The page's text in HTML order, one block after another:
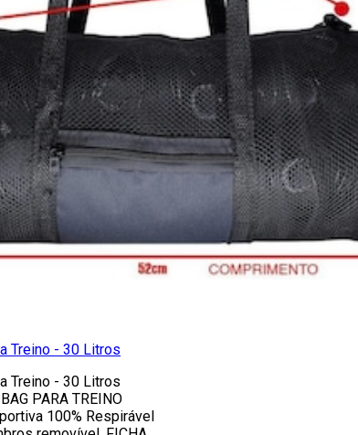
Treino - 30 Litros
Treino - 30 Litros
PARA TREINO
100% Respirável